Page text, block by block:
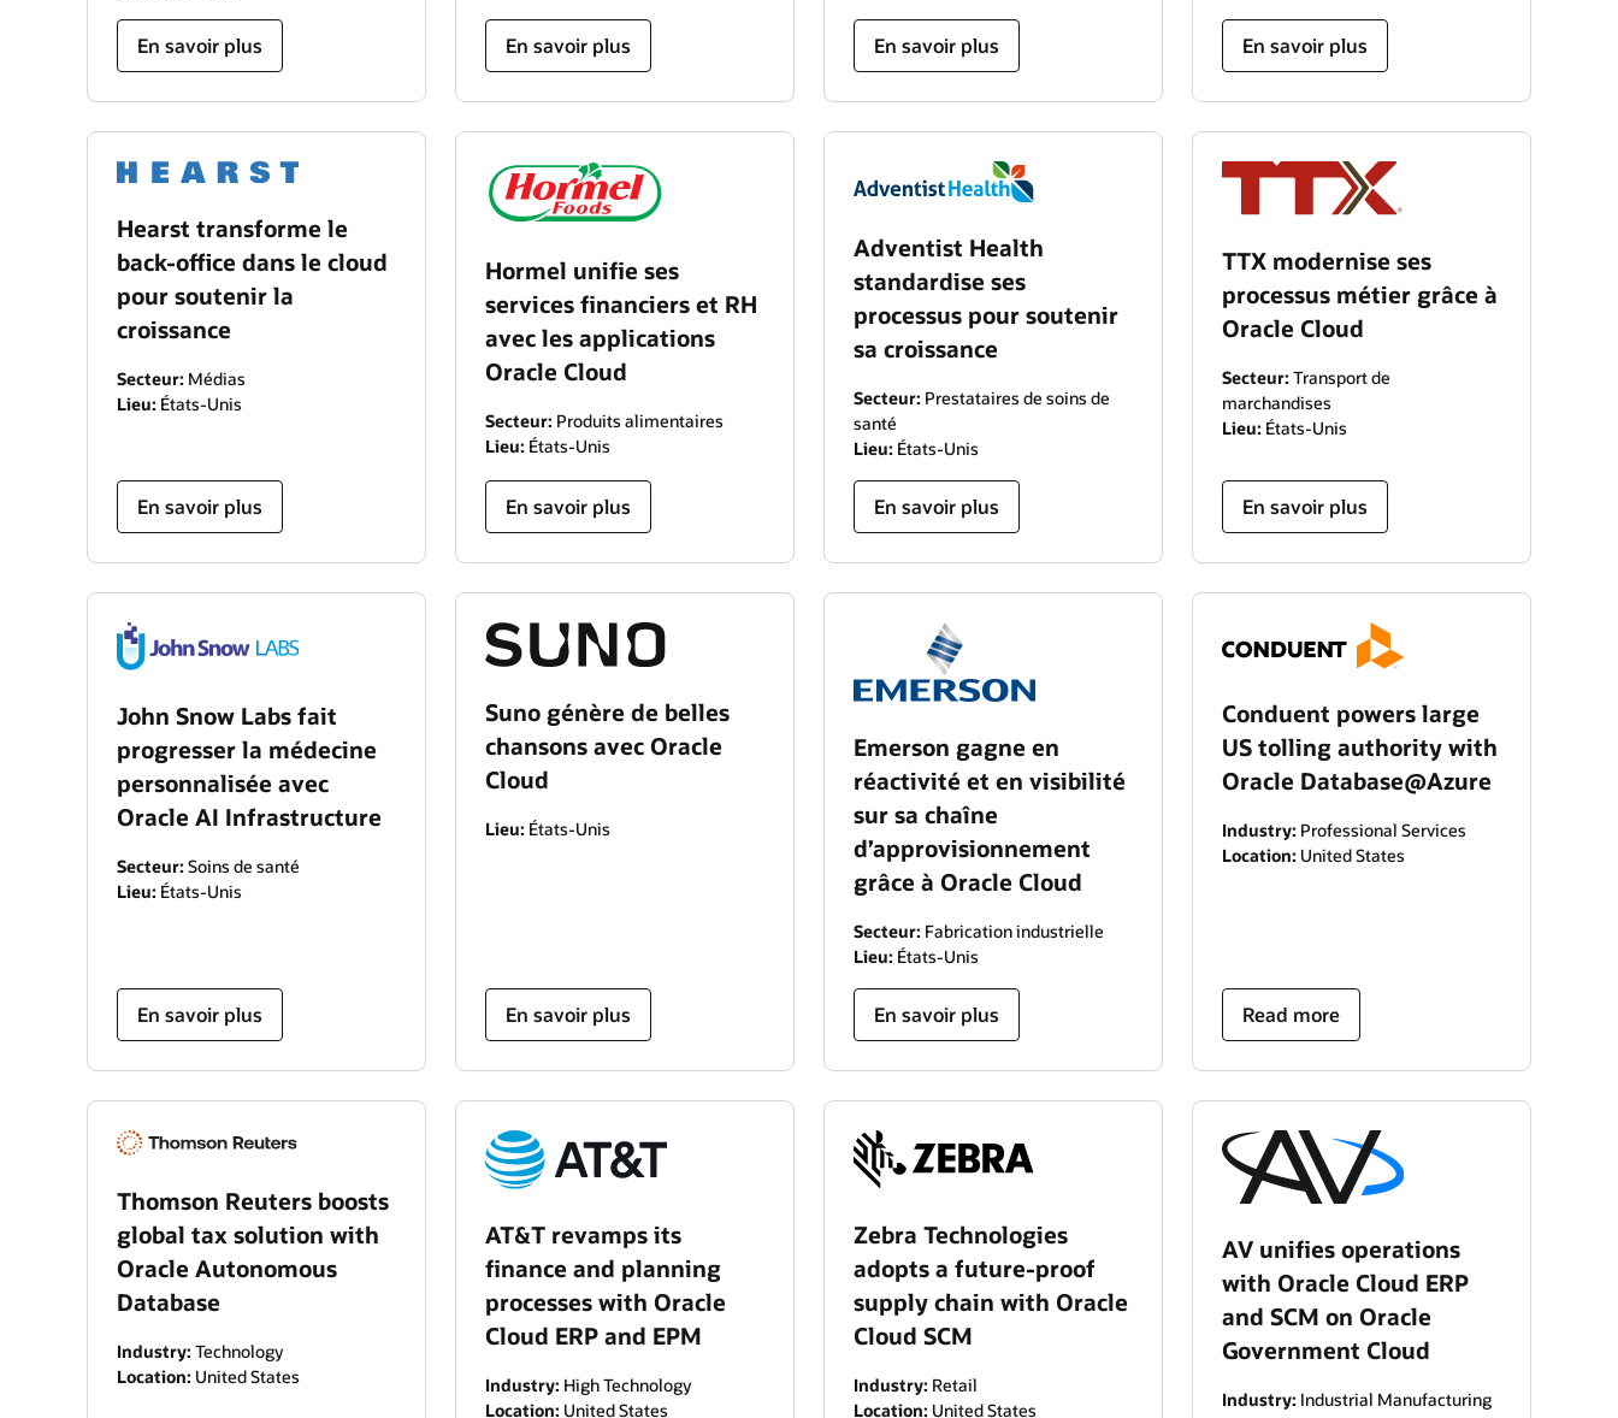
En savoir plus En savoir plus En savoir plus En savoir plus
Hearst transforme le
back-office dans le cloud
pour soutenir la
croissance
Secteur: Médias
Lieu: États-Unis
En savoir plus
Hormel unifie ses
services financiers et RH
avec les applications
Oracle Cloud
Secteur: Produits alimentaires
Lieu: États-Unis
En savoir plus
Adventist Health
standardise ses
processus pour soutenir
sa croissance
Secteur: Prestataires de soins de
santé
Lieu: États-Unis
En savoir plus
TTX modernise ses
processus métier grâce à
Oracle Cloud
Secteur: Transport de
marchandises
Lieu: États-Unis
En savoir plus
John Snow Labs fait
progresser la médecine
personnalisée avec
Oracle AI Infrastructure
Secteur: Soins de santé
Lieu: États-Unis
En savoir plus
Suno génère de belles
chansons avec Oracle
Cloud
Lieu: États-Unis
En savoir plus
Emerson gagne en
réactivité et en visibilité
sur sa chaîne
d’approvisionnement
grâce à Oracle Cloud
Secteur: Fabrication industrielle
Lieu: États-Unis
En savoir plus
Conduent powers large
US tolling authority with
Oracle Database@Azure
Industry: Professional Services
Location: United States
Read more
Thomson Reuters boosts
global tax solution with
Oracle Autonomous
Database
Industry: Technology
Location: United States
AT&T revamps its
finance and planning
processes with Oracle
Cloud ERP and EPM
Industry: High Technology
Location: United States
Zebra Technologies
adopts a future-proof
supply chain with Oracle
Cloud SCM
Industry: Retail
Location: United States
AV unifies operations
with Oracle Cloud ERP
and SCM on Oracle
Government Cloud
Industry: Industrial Manufacturing